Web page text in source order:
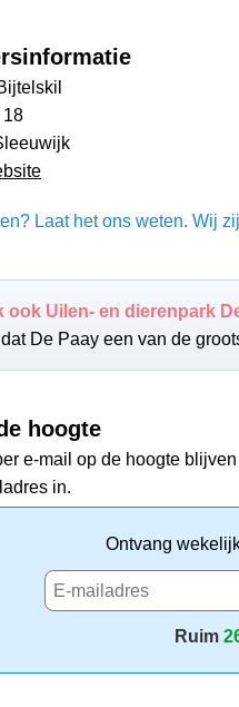
18
Laat het ons weten. Wij
ook Uilen- en dierenpark
De Paay een van de
hoogte
e-mail op de hoogte
in.
Ontvang
Ruim